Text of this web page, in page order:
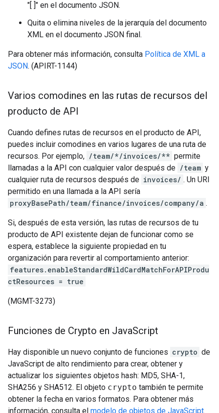
"[ ]" en el documento JSON.
Quita o elimina niveles de la jerarquía del documento
XML en el documento JSON final.
Para obtener más información, consulta Política de XML a
JSON. (APIRT-1144)
Varios comodines en las rutas de recursos del
producto de API
Cuando defines rutas de recursos en el producto de API,
puedes incluir comodines en varios lugares de una ruta de
recursos. Por ejemplo, /team/*/invoices/** permite
llamadas a la API con cualquier valor después de /team y
cualquier ruta de recursos después de invoices/ . Un URI
permitido en una llamada a la API sería
proxyBasePath/team/finance/invoices/company/a .
Si, después de esta versión, las rutas de recursos de tu
producto de API existente dejan de funcionar como se
espera, establece la siguiente propiedad en tu
organización para revertir al comportamiento anterior:
features.enableStandardWildCardMatchForAPIProdu
ctResources = true
(MGMT-3273)
Funciones de Crypto en JavaScript
Hay disponible un nuevo conjunto de funciones crypto de
JavaScript de alto rendimiento para crear, obtener y
actualizar los siguientes objetos hash: MD5, SHA-1,
SHA256 y SHA512. El objeto crypto también te permite
obtener la fecha en varios formatos. Para obtener más
información, consulta el modelo de objetos de JavaScript.